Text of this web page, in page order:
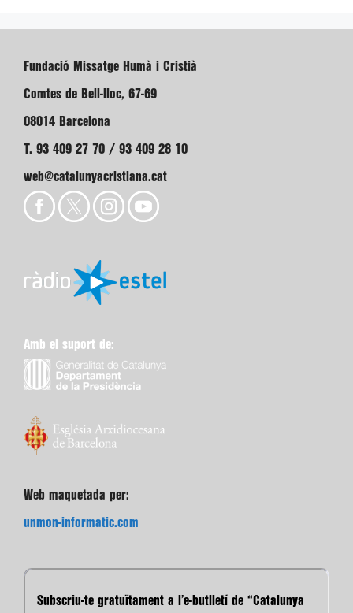
Fundació Missatge Humà i Cristià
Comtes de Bell-lloc, 67-69
08014 Barcelona
T. 93 409 27 70 / 93 409 28 10
web@catalunyacristiana.cat
Amb el suport de:
Web maquetada per:
unmon-informatic.com
Subscriu-te gratuïtament a l’e-butlletí de “Catalunya